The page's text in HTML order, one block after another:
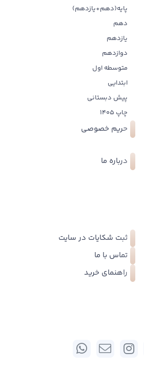
پایه(دهم+یازدهم)
دهم
یازدهم
دوازدهم
متوسطه اول
ابتدایی
پیش دبستانی
چاپ 1405
حریم خصوصی
درباره ما
ثبت شکایات در سایت
تماس با ما
راهنمای خرید